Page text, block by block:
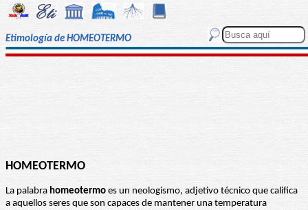
Etimología de HOMEOTERMO
HOMEOTERMO
La palabra homeotermo es un neologismo, adjetivo técnico que califica
a aquellos seres que son capaces de mantener una temperatura